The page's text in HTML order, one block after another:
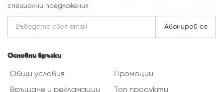
специални предложения
Абонирай се
Основни връзки
Общи условия
Връщане и рекламации
Промоции
Топ продукти